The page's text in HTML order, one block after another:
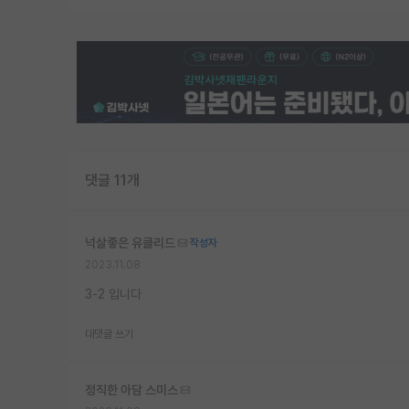
댓글 11개
넉살좋은 유클리드
작성자
3-2 입니다
대댓글 쓰기
정직한 아담 스미스